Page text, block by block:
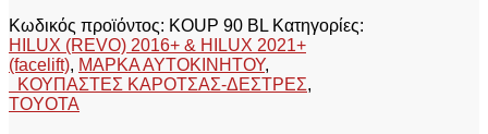
Κωδικός προϊόντος: KOUP 90 BL Κατηγορίες:
HILUX (REVO) 2016+ & HILUX 2021+
(facelift), ΜΑΡΚΑ ΑΥΤΟΚΙΝΗΤΟΥ,
ΚΟΥΠΑΣΤΕΣ ΚΑΡΟΤΣΑΣ-ΔΕΣΤΡΕΣ,
TOYOTA